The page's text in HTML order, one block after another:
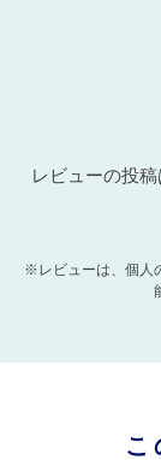
レビューの投
※レビューは、個人
こ